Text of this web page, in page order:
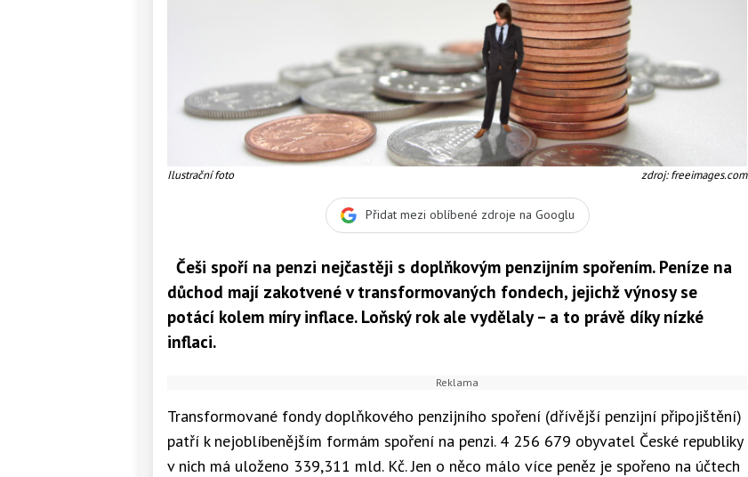
Ilustrační foto zdroj: freeimages.com
Přidat mezi oblíbené zdroje na Googlu
Češi spoří na penzi nejčastěji s doplňkovým penzijním spořením. Peníze na
důchod mají zakotvené v transformovaných fondech, jejichž výnosy se
potácí kolem míry inflace. Loňský rok ale vydělaly – a to právě díky nízké
inflaci.
Transformované fondy doplňkového penzijního spoření (dřívější penzijní připojištění)
patří k nejoblíbenějším formám spoření na penzi. 4 256 679 obyvatel České republiky
v nich má uloženo 339,311 mld. Kč. Jen o něco málo více peněz je spořeno na účtech